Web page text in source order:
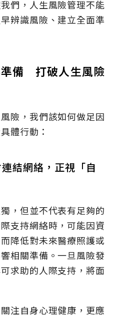
們，人生風險管理不能
辨識風險、建立全面準
備 打破人生風險
險，我們該如何做足因
體行動：
結網絡，正視「自
，但並不代表有足夠的
支持網絡時，可能因資
降低對未來醫療照護或
相關準備。一旦風險發
求助的人際支持，將面
注自身心理健康，更應